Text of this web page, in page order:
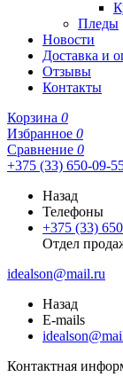
Пледы
Новости
Доставка и
Отзывы
Контакты
Корзина 0
Избранное 0
Сравнение 0
+375 (33) 650-09-
Назад
Телефоны
+375 (33)
Отдел
idealson@mail.ru
Назад
E-mails
Контактная